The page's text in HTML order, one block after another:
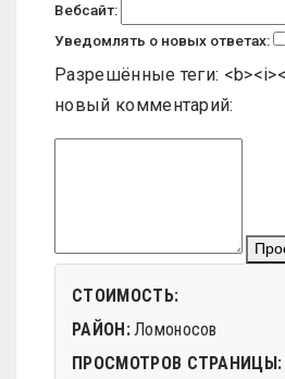
Вебсайт:
Уведомлять о новых ответах:
Разрешённые теги:
новый комментарий:
СТОИМОСТЬ:
РАЙОН:Ломоносов
ПРОСМОТРОВ СТРАНИЦЫ: